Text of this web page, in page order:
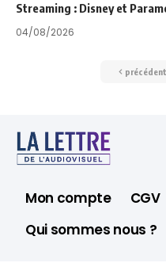
Streaming : Disney et
04/08/2026
précédent
Mon compte CGV
Qui sommes nous ?